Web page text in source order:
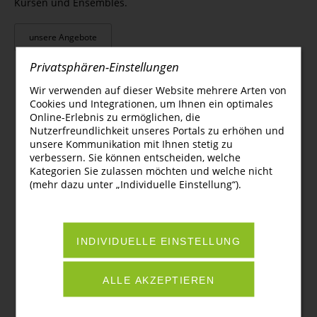
uns fit mit Musik!
Einstiegsalter:ab 60 Jahren
Teilnehmerzahl:6 - 8
Dauer:wöchentlich 45 min
Kursleiterin:Janet Lindner
Kontakt: janet.lindner@stadt-chemnitz.de
lernen Sie eine wunderbare Form der Entspannung kennen.
unsere Angebote
Service & Infos
Instrumentenverleih
FAQ
Anmeldung
Sprechzeiten
Über Uns
Privatsphären-Einstellungen
Wir verwenden auf dieser Website mehrere Arten von
Cookies und Integrationen, um Ihnen ein optimales
Online-Erlebnis zu ermöglichen, die
Nutzerfreundlichkeit unseres Portals zu erhöhen und
unsere Kommunikation mit Ihnen stetig zu
verbessern. Sie können entscheiden, welche
Kategorien Sie zulassen möchten und welche nicht
(mehr dazu unter „Individuelle Einstellung“).
INDIVIDUELLE EINSTELLUNG
ALLE AKZEPTIEREN